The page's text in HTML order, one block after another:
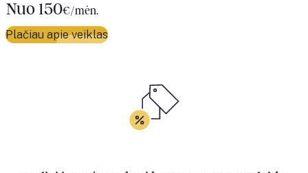
Nuo 150€/mėn.
Plačiau apie veiklas